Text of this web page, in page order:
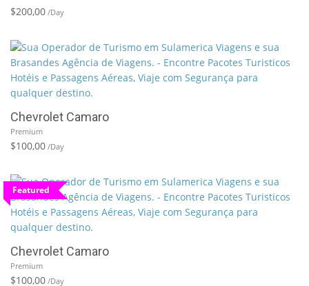
$200,00 /Day
Chevrolet Camaro
Premium
$100,00 /Day
Featured
Chevrolet Camaro
Premium
$100,00 /Day